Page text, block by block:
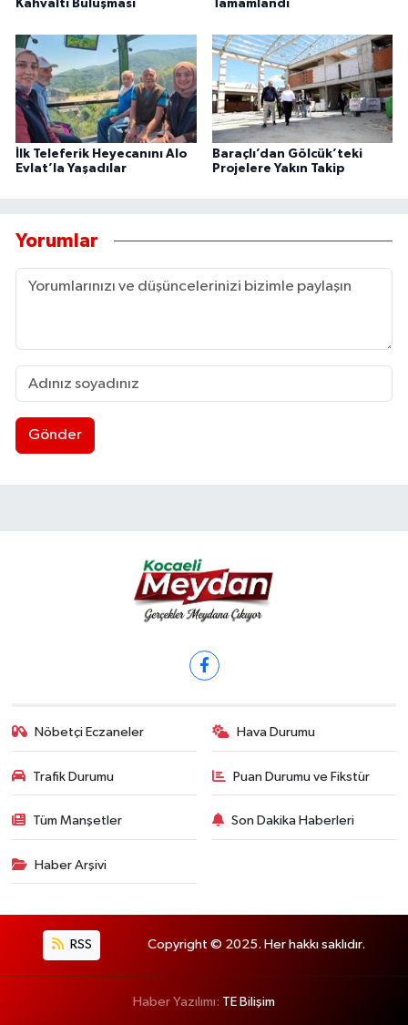
Kahvaltı Buluşması
Tamamlandı
İlk Teleferik Heyecanını Alo
Evlat’la Yaşadılar
Baraçlı’dan Gölcük’teki
Projelere Yakın Takip
Yorumlar
Gönder
Nöbetçi Eczaneler Hava Durumu
Trafik Durumu Puan Durumu ve Fikstür
Tüm Manşetler Son Dakika Haberleri
Haber Arşivi
RSS Copyright © 2025. Her hakkı saklıdır.
Haber Yazılımı: TE Bilişim